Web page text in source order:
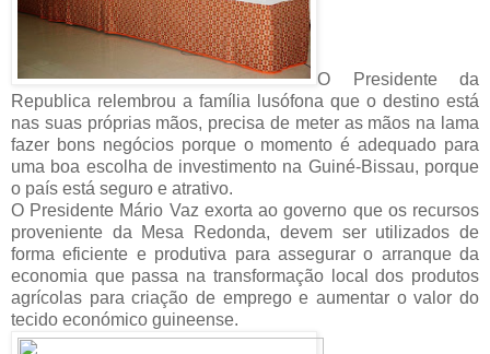
O Presidente da
Republica relembrou a família lusófona que o destino está
nas suas próprias mãos, precisa de meter as mãos na lama
fazer bons negócios porque o momento é adequado para
uma boa escolha de investimento na Guiné-Bissau, porque
o país está seguro e atrativo.
O Presidente Mário Vaz exorta ao governo que os recursos
proveniente da Mesa Redonda, devem ser utilizados de
forma eficiente e produtiva para assegurar o arranque da
economia que passa na transformação local dos produtos
agrícolas para criação de emprego e aumentar o valor do
tecido económico guineense.